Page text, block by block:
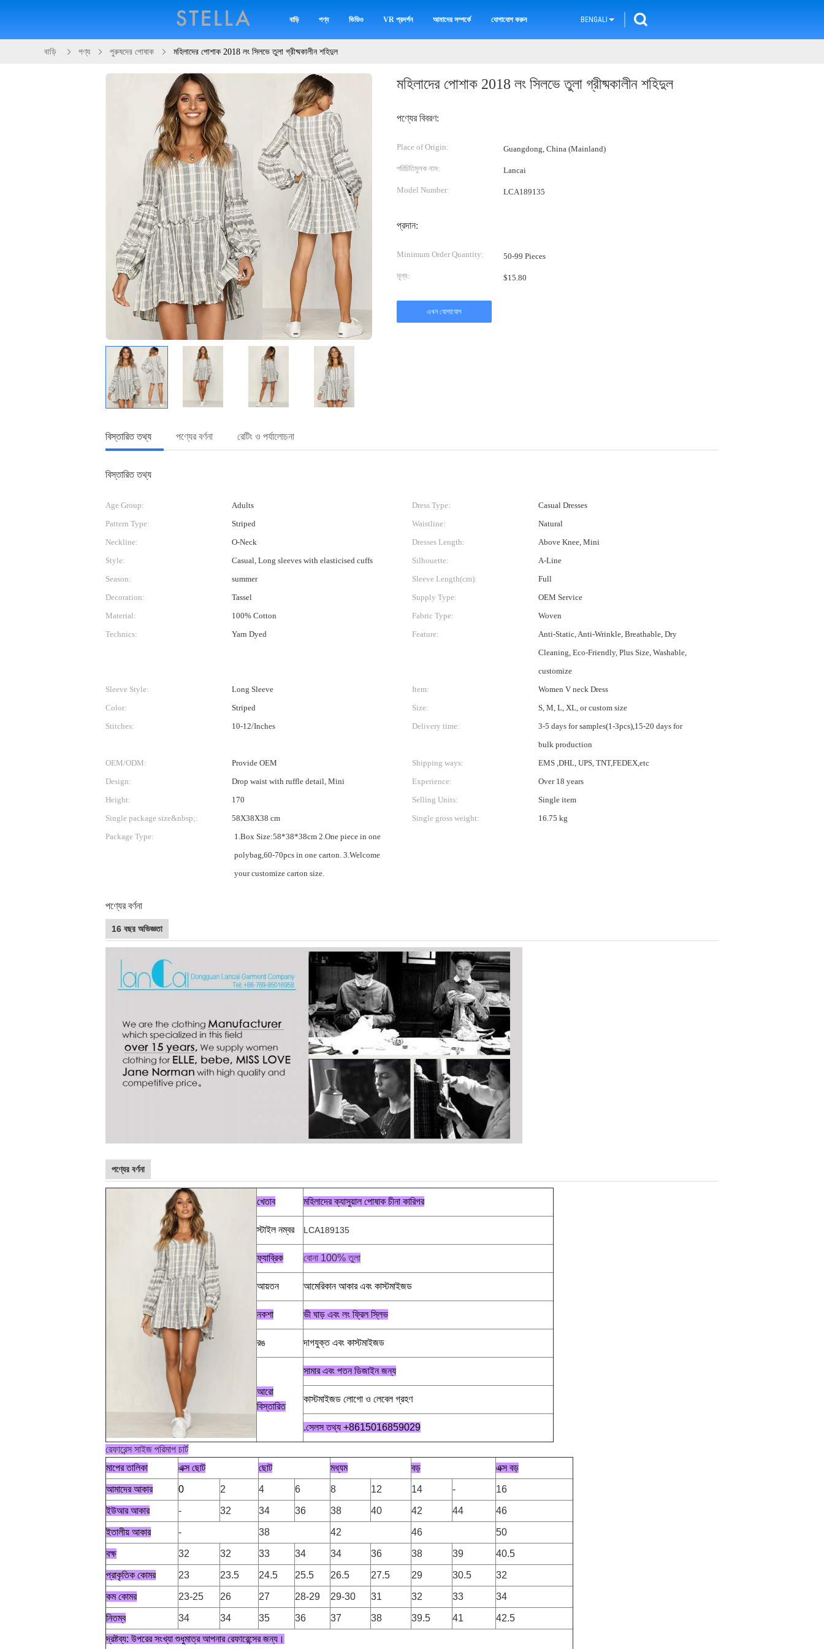
বাড়ি পণ্য ভিডিও VR প্রদর্শন আমাদের সম্পর্কে যোগাযোগ করুন BENGALI
বাড়ি পণ্য পুরুষদের পোষাক মহিলাদের পোশাক 2018 লং সিলভে তুলা গ্রীষ্মকালীন শহিদুল
মহিলাদের পোশাক 2018 লং সিলভে তুলা গ্রীষ্মকালীন শহিদুল
পণ্যের বিবরণ:
Place of Origin: Guangdong, China (Mainland)
পরিচিতিমুলক নাম: Lancai
Model Number: LCA189135
প্রদান:
Minimum Order Quantity: 50-99 Pieces
মূল্য: $15.80
এখন যোগাযোগ
বিস্তারিত তথ্য পণ্যের বর্ণনা রেটিং ও পর্যালোচনা
বিস্তারিত তথ্য
Age Group: Adults Dress Type:
Casual Dresses
Pattern Type:
Striped Waistline:
Natural
Neckline:
O-Neck Dresses Length:
Above Knee, Mini
Style:
Casual, Long sleeves with elasticised cuffs Silhouette:
A-Line
Season:
summer Sleeve Length(cm):
Full
Decoration:
Tassel Supply Type:
OEM Service
Material:
100% Cotton Fabric Type:
Woven
Technics:
Yarn Dyed Feature:
Anti-Static, Anti-Wrinkle, Breathable, Dry
Cleaning, Eco-Friendly, Plus Size, Washable,
customize
Sleeve Style:
Long Sleeve Item:
Women V neck Dress
Color:
Striped Size:
S, M, L, XL, or custom size
Stitches:
10-12/Inches Delivery time:
3-5 days for samples(1-3pcs),15-20 days for
bulk production
OEM/ODM:
Provide OEM Shipping ways:
EMS ,DHL, UPS, TNT,FEDEX,etc
Design:
Drop waist with ruffle detail, Mini Experience:
Over 18 years
Height:
170 Selling Units:
Single item
Single package size&nbsp;:
58X38X38 cm Single gross weight:
16.75 kg
Package Type:
1.Box Size:58*38*38cm 2.One piece in one
polybag,60-70pcs in one carton. 3.Welcome
your customize carton size.
পণ্যের বর্ণনা
16 বছর অভিজ্ঞতা
পণ্যের বর্ণনা
খেতাব মহিলাদের ক্যাসুয়াল পোষাক চীনা কারিগর
স্টাইল নম্বর LCA189135
ফ্যাব্রিক বোনা 100% তুলা
আয়তন আমেরিকান আকার এবং কাস্টমাইজড
নকশা ভী ঘাড় এবং লং ফ্রিল স্লিভ
রঙ দাগযুক্ত এবং কাস্টমাইজড
আরো
বিস্তারিত
সামার এবং পতন ডিজাইন জন্য
কাস্টমাইজড লোগো ও লেবেল গ্রহণ
.সেলস তথ্য +8615016859029
রেফারেন্স সাইজ পরিমাপ চার্ট
মাপের তালিকা
এক্স ছোট ছোট মধ্যম বড় এক্স বড়
আমাদের আকার 0 2 4 6 8 12 14 - 16
ইউআর আকার - 32 34 36 38 40 42 44 46
ইতালীয় আকার - 38 42 46 50
বক্ষ 32 32 33 34 34 36 38 39 40.5
প্রাকৃতিক কোমর 23 23.5 24.5 25.5 26.5 27.5 29 30.5 32
কম কোমর 23-25 26 27 28-29 29-30 31 32 33 34
নিতম্ব 34 34 35 36 37 38 39.5 41
42.5
দ্রষ্টব্য: উপরের সংখ্যা শুধুমাত্র আপনার রেফারেন্সের জন্য।